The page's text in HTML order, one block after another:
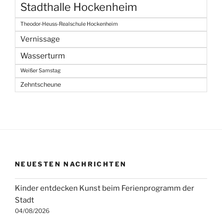
Stadthalle Hockenheim
Theodor-Heuss-Realschule Hockenheim
Vernissage
Wasserturm
Weißer Samstag
Zehntscheune
NEUESTEN NACHRICHTEN
Kinder entdecken Kunst beim Ferienprogramm der
Stadt
04/08/2026